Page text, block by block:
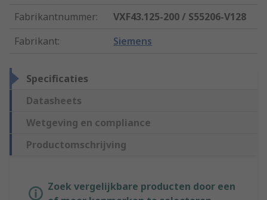
Fabrikantnummer:
VXF43.125-200 / S55206-V128
Fabrikant: Siemens
Specificaties
Datasheets
Wetgeving en compliance
Productomschrijving
Zoek vergelijkbare producten door een